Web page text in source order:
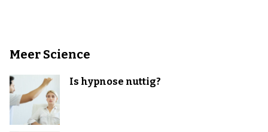
Meer Science
Is hypnose nuttig?